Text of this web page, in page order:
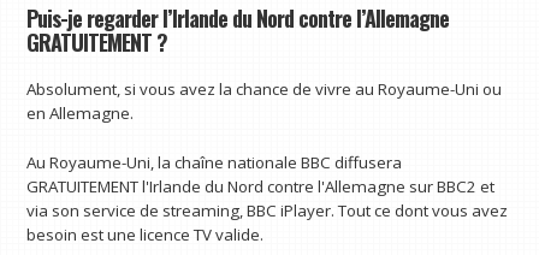
Puis-je regarder l’Irlande du Nord contre l’Allemagne
GRATUITEMENT ?
Absolument, si vous avez la chance de vivre au Royaume-Uni ou
en Allemagne.
Au Royaume-Uni, la chaîne nationale BBC diffusera
GRATUITEMENT l'Irlande du Nord contre l'Allemagne sur BBC2 et
via son service de streaming, BBC iPlayer. Tout ce dont vous avez
besoin est une licence TV valide.